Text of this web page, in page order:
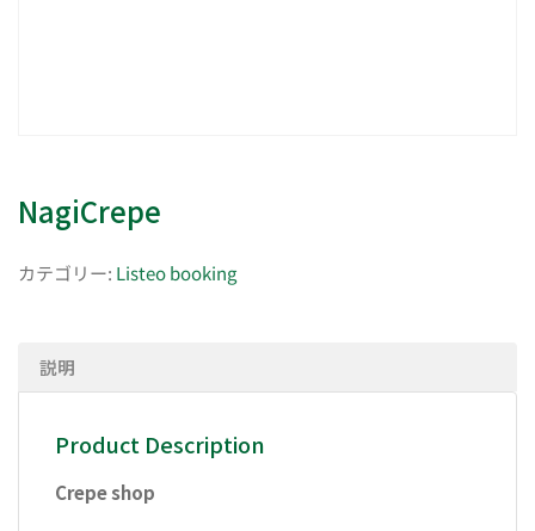
NagiCrepe
カテゴリー: Listeo booking
説明
Product Description
Crepe shop